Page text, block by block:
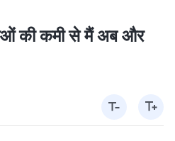
की कमी से मैं अब और